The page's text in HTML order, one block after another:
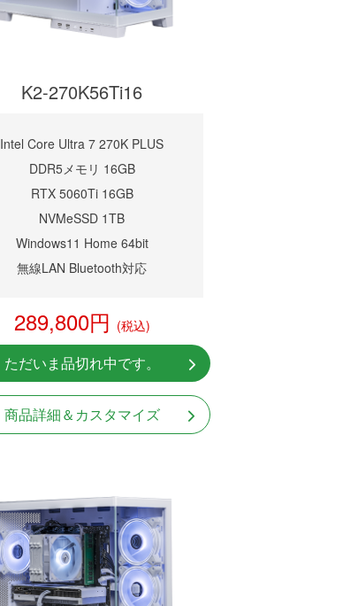
K2-270K56Ti16
Intel Core Ultra 7 270K PLUS
DDR5メモリ 16GB
RTX 5060Ti 16GB
NVMeSSD 1TB
Windows11 Home 64bit
無線LAN Bluetooth対応
289,800円 (税込)
ただいま品切れ中です。
商品詳細＆カスタマイズ